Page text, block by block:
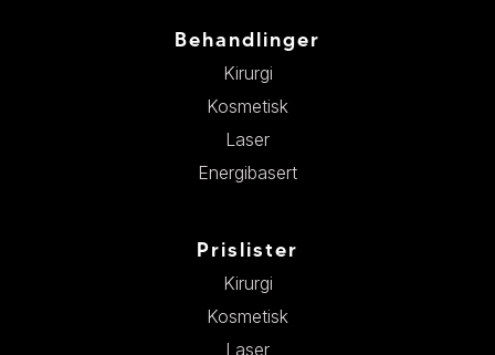
Behandlinger
Kirurgi
Kosmetisk
Laser
Energibasert
Prislister
Kirurgi
Kosmetisk
Laser